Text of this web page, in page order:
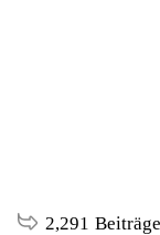
2,291 Beiträge